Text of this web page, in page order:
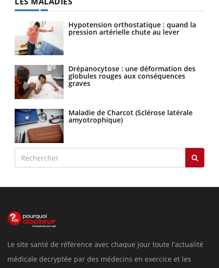
Hypotension orthostatique : quand la
pression artérielle chute au lever
Drépanocytose : une déformation des
globules rouges aux conséquences
graves
Maladie de Charcot (Sclérose latérale
amyotrophique)
Le site santé de référence avec chaque jour toute l'actualité
médicale decryptée par des médecins en exercice et les